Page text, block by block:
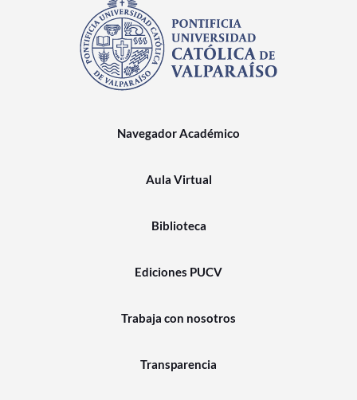
Navegador Académico
Aula Virtual
Biblioteca
Ediciones PUCV
Trabaja con nosotros
Transparencia